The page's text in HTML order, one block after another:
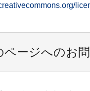
ページへのお